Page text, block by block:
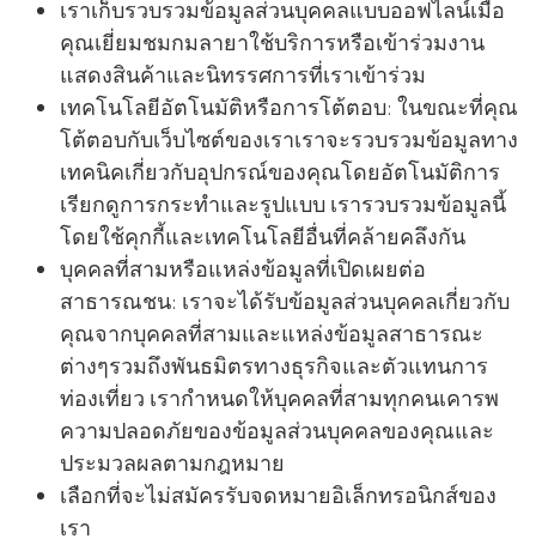
เราเก็บรวบรวมข้อมูลส่วนบุคคลแบบออฟไลน์เมื่อ
คุณเยี่ยมชมกมลายาใช้บริการหรือเข้าร่วมงาน
แสดงสินค้าและนิทรรศการที่เราเข้าร่วม
เทคโนโลยีอัตโนมัติหรือการโต้ตอบ: ในขณะที่คุณ
โต้ตอบกับเว็บไซต์ของเราเราจะรวบรวมข้อมูลทาง
เทคนิคเกี่ยวกับอุปกรณ์ของคุณโดยอัตโนมัติการ
เรียกดูการกระทําและรูปแบบ เรารวบรวมข้อมูลนี้
โดยใช้คุกกี้และเทคโนโลยีอื่นที่คล้ายคลึงกัน
บุคคลที่สามหรือแหล่งข้อมูลที่เปิดเผยต่อ
สาธารณชน: เราจะได้รับข้อมูลส่วนบุคคลเกี่ยวกับ
คุณจากบุคคลที่สามและแหล่งข้อมูลสาธารณะ
ต่างๆรวมถึงพันธมิตรทางธุรกิจและตัวแทนการ
ท่องเที่ยว เรากําหนดให้บุคคลที่สามทุกคนเคารพ
ความปลอดภัยของข้อมูลส่วนบุคคลของคุณและ
ประมวลผลตามกฎหมาย
เลือกที่จะไม่สมัครรับจดหมายอิเล็กทรอนิกส์ของ
เรา